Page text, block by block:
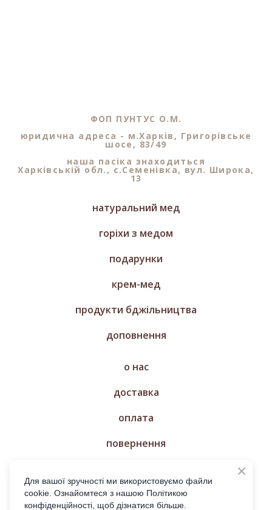
ФОП ПУНТУС О.М.
юридична адреса - м.Харків, Григорівське
шосе, 83/49
наша пасіка знаходиться
Харківській обл., с.Семенівка, вул. Широка,
13
натуральний мед
горіхи з медом
подарунки
крем-мед
продукти бджільництва
доповнення
о нас
доставка
оплата
повернення
Для вашої зручності ми використовуємо файли
cookie. Ознайомтеся з нашою Політикою
конфіденційності, щоб дізнатися більше.